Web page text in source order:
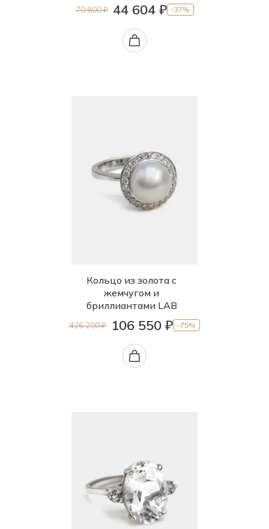
70 800 ₽ 44 604 ₽ -37%
Кольцо из золота с
жемчугом и
бриллиантами LAB
426 200 ₽ 106 550 ₽ -75%